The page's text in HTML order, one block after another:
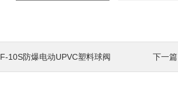
10S防爆电动UPVC塑料球阀 下一